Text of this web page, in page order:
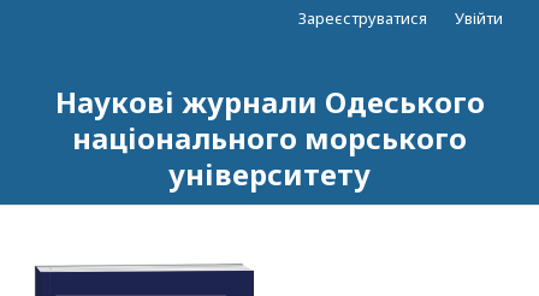
Наукові журнали Одеського
національного морського
університету
Зареєструватися Увійти